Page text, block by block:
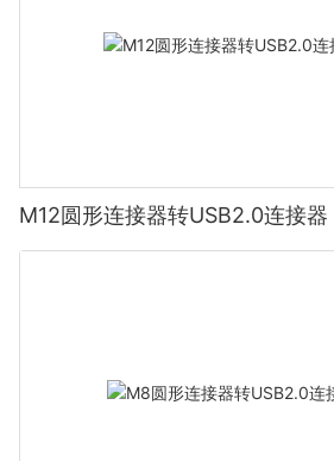
M12圆形连接器转USB2.0连接